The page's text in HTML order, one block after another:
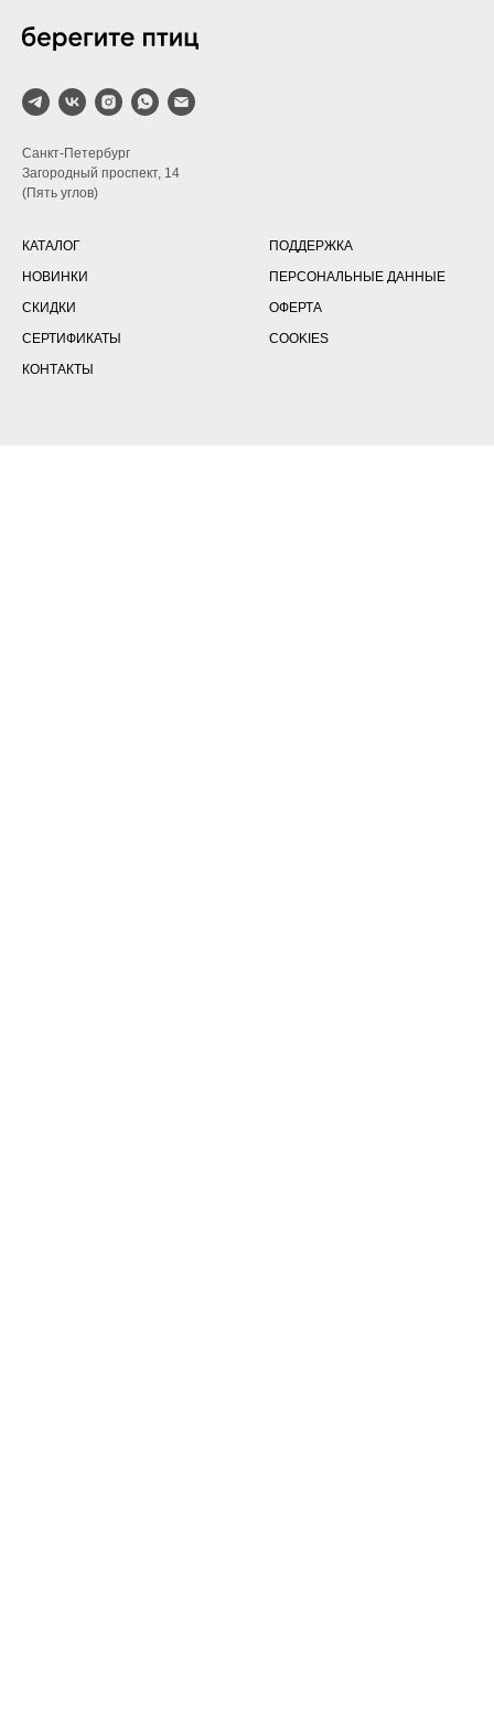
Санкт-Петербург
Загородный проспект, 14
(Пять углов)
КАТАЛОГ
НОВИНКИ
СКИДКИ
СЕРТИФИКАТЫ
КОНТАКТЫ
ПОДДЕРЖКА
ПЕРСОНАЛЬНЫЕ ДАННЫЕ
ОФЕРТА
COOKIES